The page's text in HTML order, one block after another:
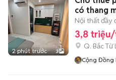
2 phút trước 3
có thang
Nội thất đầy
3,8
Q. Bắc Từ
Cộng Đồng